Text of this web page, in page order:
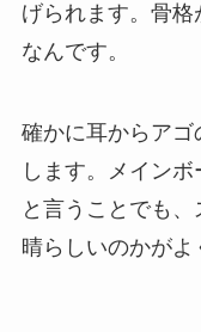
げられます。骨格
なんです。
確かに耳からア
します。メイン
と言うことでも
晴らしいのかがよ